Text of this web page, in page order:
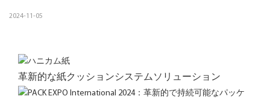
2024-11-05
革新的な紙クッションシステムソリューション